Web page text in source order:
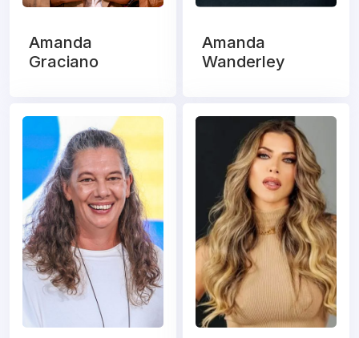
Amanda
Graciano
Amanda
Wanderley